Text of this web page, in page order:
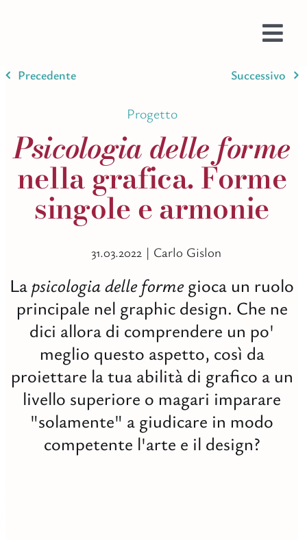
Testi
Precedente Successivo
Progetto
Psicologia delle forme
nella grafica. Forme
singole e armonie
31.03.2022 | Carlo Gislon
La psicologia delle forme gioca un ruolo
principale nel graphic design. Che ne
dici allora di comprendere un po'
meglio questo aspetto, così da
proiettare la tua abilità di grafico a un
livello superiore o magari imparare
"solamente" a giudicare in modo
competente l'arte e il design?